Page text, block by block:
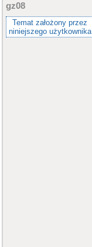
gz08
Temat założony przez
niniejszego użytkownika